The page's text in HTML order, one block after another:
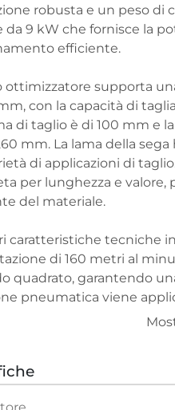
robusta e un peso di
da 9 kW che fornisce la
efficiente.
ottimizzatore supporta
con la capacità di
di taglio è di 100 mm e
mm. La lama della
di applicazioni di
per lunghezza e
del materiale.
caratteristiche tecniche
di 160 metri al
quadrato, garantendo
pneumatica viene
comprende tre